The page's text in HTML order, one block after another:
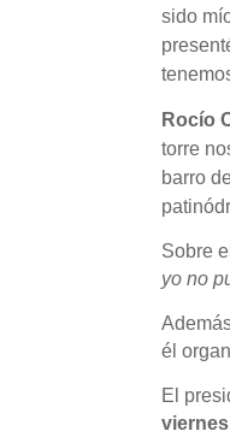
sido
Rocío
torre
barro
Sobre
yo no
él
El